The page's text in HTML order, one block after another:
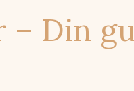
– Din